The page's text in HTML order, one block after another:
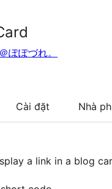
ぽぽづれ。
Cài đặt Nhà
a link in a blog